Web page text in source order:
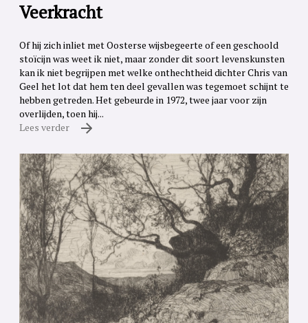
Veerkracht
Of hij zich inliet met Oosterse wijsbegeerte of een geschoold
stoïcijn was weet ik niet, maar zonder dit soort levenskunsten
kan ik niet begrijpen met welke onthechtheid dichter Chris van
Geel het lot dat hem ten deel gevallen was tegemoet schijnt te
hebben getreden. Het gebeurde in 1972, twee jaar voor zijn
overlijden, toen hij...
Lees verder